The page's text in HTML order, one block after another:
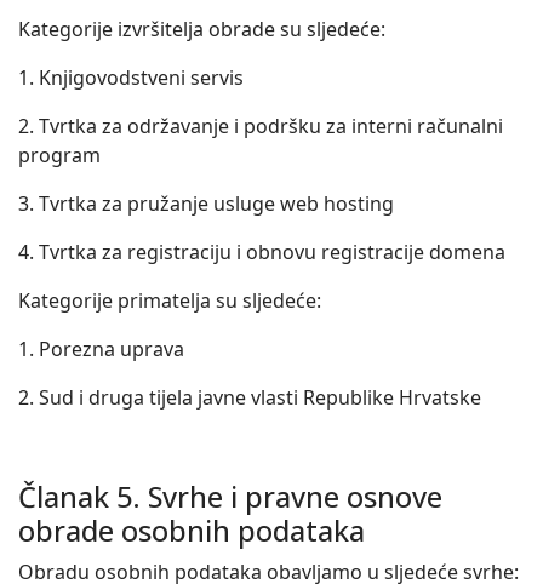
Kategorije izvršitelja obrade su sljedeće:
1. Knjigovodstveni servis
2. Tvrtka za održavanje i podršku za interni računalni
program
3. Tvrtka za pružanje usluge web hosting
4. Tvrtka za registraciju i obnovu registracije domena
Kategorije primatelja su sljedeće:
1. Porezna uprava
2. Sud i druga tijela javne vlasti Republike Hrvatske
Članak 5. Svrhe i pravne osnove
obrade osobnih podataka
Obradu osobnih podataka obavljamo u sljedeće svrhe: